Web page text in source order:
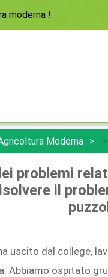
moderna !
Moderna
problemi
il
uscito dal college,
Abbiamo ospitato